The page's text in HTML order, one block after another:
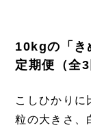
10kgの「き
定期便（全3
こしひかりに
粒の大きさ、